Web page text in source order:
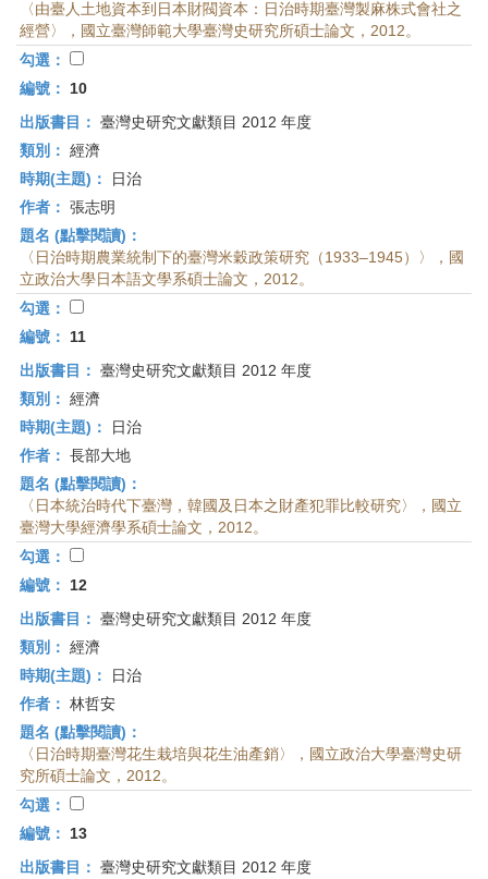
〈由臺人土地資本到日本財閥資本：日治時期臺灣製麻株式會社之
經營〉，國立臺灣師範大學臺灣史研究所碩士論文，2012。
勾選：
編號：
10
出版書目： 臺灣史研究文獻類目 2012 年度
類別： 經濟
時期(主題)：
日治
作者： 張志明
題名 (點擊閱讀)：
〈日治時期農業統制下的臺灣米穀政策研究（1933–1945）〉，國
立政治大學日本語文學系碩士論文，2012。
勾選：
編號：
11
出版書目： 臺灣史研究文獻類目 2012 年度
類別： 經濟
時期(主題)：
日治
作者： 長部大地
題名 (點擊閱讀)：
〈日本統治時代下臺灣，韓國及日本之財產犯罪比較研究〉，國立
臺灣大學經濟學系碩士論文，2012。
勾選：
編號：
12
出版書目： 臺灣史研究文獻類目 2012 年度
類別： 經濟
時期(主題)：
日治
作者： 林哲安
題名 (點擊閱讀)：
〈日治時期臺灣花生栽培與花生油產銷〉，國立政治大學臺灣史研
究所碩士論文，2012。
勾選：
編號：
13
出版書目： 臺灣史研究文獻類目 2012 年度